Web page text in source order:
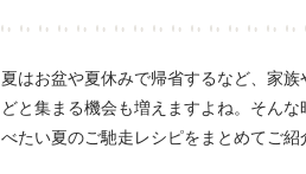
夏はお盆や夏休みで帰省するなど、家族
どと集まる機会も増えますよね。そん
べたい夏のご馳走レシピをまとめてご紹